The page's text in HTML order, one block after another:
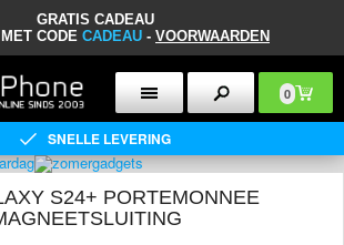
GRATIS CADEAU
CODE CADEAU - VOORWAARDEN
0
SNELLE LEVERING
S24+ PORTEMONNEE